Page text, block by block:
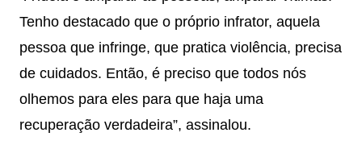
Tenho destacado que o próprio infrator, aquela
pessoa que infringe, que pratica violência, precisa
de cuidados. Então, é preciso que todos nós
olhemos para eles para que haja uma
recuperação verdadeira”, assinalou.